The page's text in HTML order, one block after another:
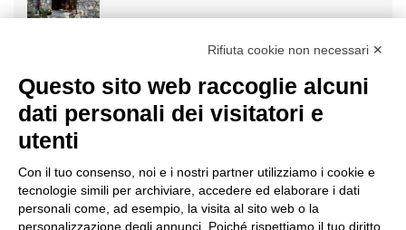
La Casa del Nonno
Residenza Piana di Fenile
Rifiuta cookie non necessari ✕
Questo sito web raccoglie alcuni
dati personali dei visitatori e
utenti
Con il tuo consenso, noi e i nostri partner utilizziamo i cookie e
tecnologie simili per archiviare, accedere ed elaborare i dati
personali come, ad esempio, la visita al sito web o la
personalizzazione degli annunci. Poiché rispettiamo il tuo diritto